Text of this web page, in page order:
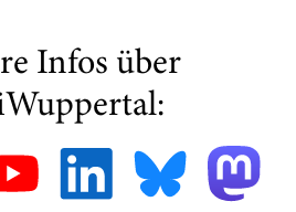
Infos über